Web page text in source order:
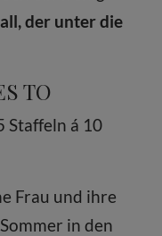
der unter die
TO
Staffeln á 10
Frau und ihre
in den